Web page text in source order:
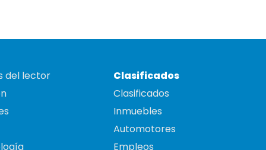
del lector
Clasificados
Clasificados
Inmuebles
Automotores
Empleos